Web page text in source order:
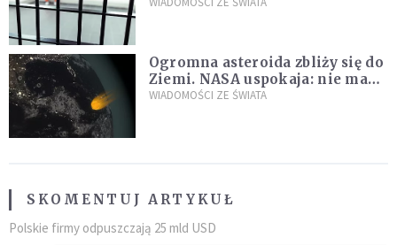
Ogromna asteroida zbliży się do
Ziemi. NASA uspokaja: nie ma
zagrożenia
WIADOMOŚCI ZE ŚWIATA
SKOMENTUJ ARTYKUŁ
Polskie firmy odpuszczają 25 mld USD